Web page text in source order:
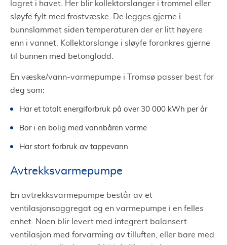
lagret i havet. Her blir kollektorslanger i trommel eller
sløyfe fylt med frostvæske. De legges gjerne i
bunnslammet siden temperaturen der er litt høyere
enn i vannet. Kollektorslange i sløyfe forankres gjerne
til bunnen med betonglodd.
En væske/vann-varmepumpe i Tromsø passer best for
deg som:
Har et totalt energiforbruk på over 30 000 kWh per år
Bor i en bolig med vannbåren varme
Har stort forbruk av tappevann
Avtrekksvarmepumpe
En avtrekksvarmepumpe består av et
ventilasjonsaggregat og en varmepumpe i en felles
enhet. Noen blir levert med integrert balansert
ventilasjon med forvarming av tilluften, eller bare med